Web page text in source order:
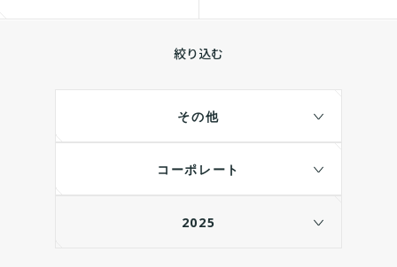
絞り込む
その他
コーポレート
2025